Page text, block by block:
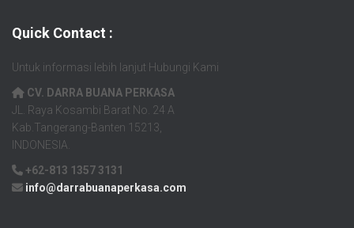
Quick Contact :
Untuk informasi lebih lanjut Hubungi Kami
CV. DARRA BUANA PERKASA
JL. Raya Kosambi Barat No. 24 A
Kab.Tangerang-Banten 15213,
INDONESIA.
+62-813 1357 3131
info@darrabuanaperkasa.com